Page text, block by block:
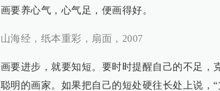
画要养心气，心气足，便画得好。
山海经，纸本重彩，扇面，2007
画要进步，就要知短。要时时提醒自己的不足，
聪明的画家。如果把自己的短处硬往长处上说，